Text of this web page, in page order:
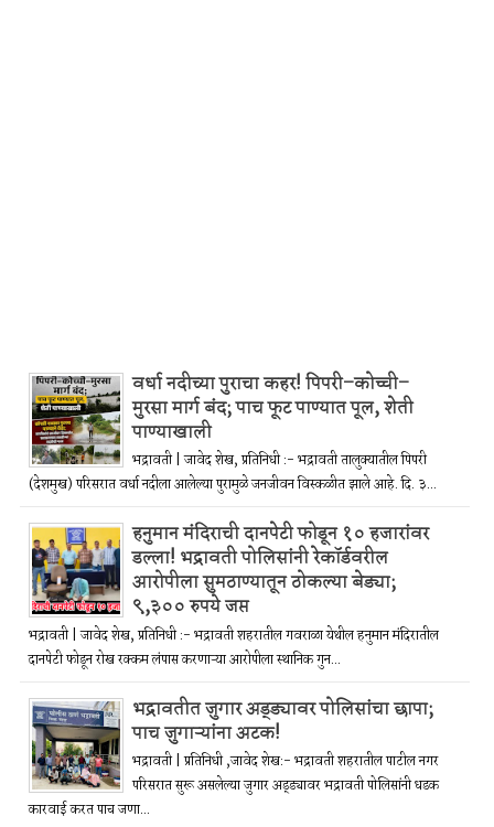
वर्धा नदीच्या पुराचा कहर! पिपरी–कोच्ची–
मुरसा मार्ग बंद; पाच फूट पाण्यात पूल, शेती
पाण्याखाली
भद्रावती | जावेद शेख, प्रतिनिधी :- भद्रावती तालुक्यातील पिपरी
(देशमुख) परिसरात वर्धा नदीला आलेल्या पुरामुळे जनजीवन विस्कळीत झाले आहे. दि. ३...
हनुमान मंदिराची दानपेटी फोडून १० हजारांवर
डल्ला! भद्रावती पोलिसांनी रेकॉर्डवरील
आरोपीला सुमठाण्यातून ठोकल्या बेड्या;
९,३०० रुपये जप्त
भद्रावती | जावेद शेख, प्रतिनिधी :- भद्रावती शहरातील गवराळा येथील हनुमान मंदिरातील
दानपेटी फोडून रोख रक्कम लंपास करणाऱ्या आरोपीला स्थानिक गुन...
भद्रावतीत जुगार अड्ड्यावर पोलिसांचा छापा;
पाच जुगाऱ्यांना अटक!
भद्रावती | प्रतिनिधी ,जावेद शेख:- भद्रावती शहरातील पाटील नगर
परिसरात सुरू असलेल्या जुगार अड्ड्यावर भद्रावती पोलिसांनी धडक
कारवाई करत पाच जणा...